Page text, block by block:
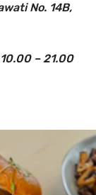
No. 14B,
– 21.00